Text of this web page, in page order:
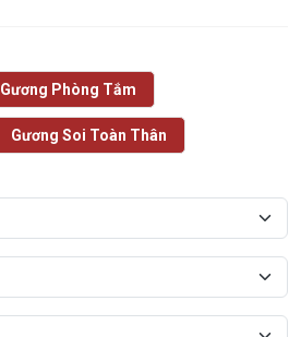
Gương Phòng Tắm
Gương Soi Toàn Thân